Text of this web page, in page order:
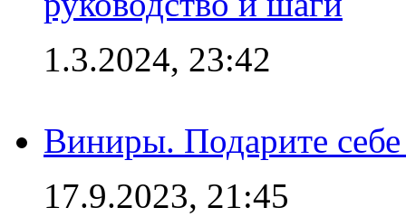
1.3.2024, 23:42
Виниры. Подарите
17.9.2023, 21:45